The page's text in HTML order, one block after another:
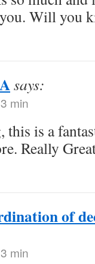
Will you
says:
min
this is a
Really
of
min